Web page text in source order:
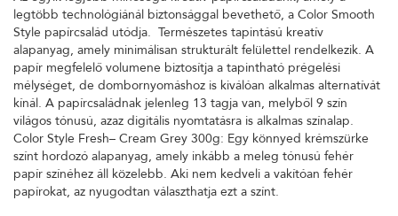
legtöbb technológiánál biztonsággal bevethető, a Color Smooth
Style papírcsalád utódja. Természetes tapintású kreatív
alapanyag, amely minimálisan strukturált felülettel rendelkezik. A
papír megfelelő volumene biztosítja a tapintható prégelési
mélységet, de dombornyomáshoz is kiválóan alkalmas alternatívát
kínál. A papírcsaládnak jelenleg 13 tagja van, melyből 9 szín
világos tónusú, azaz digitális nyomtatásra is alkalmas színalap.
Color Style Fresh– Cream Grey 300g: Egy könnyed krémszürke
színt hordozó alapanyag, amely inkább a meleg tónusú fehér
papír színéhez áll közelebb. Aki nem kedveli a vakítóan fehér
papírokat, az nyugodtan választhatja ezt a színt.